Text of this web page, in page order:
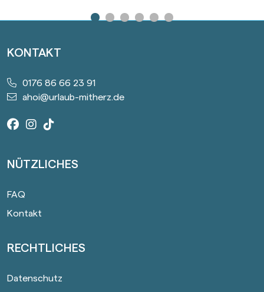
Gehe zu Slide 1
Gehe zu Slide 2
Gehe zu Slide 3
Gehe zu Slide 4
Gehe zu Slide 5
Gehe zu Slide 6
KONTAKT
0176 86 66 23 91
ahoi@urlaub-mitherz.de
FacebookInstagram
Tiktok
NÜTZLICHES
FAQ
Kontakt
RECHTLICHES
Datenschutz